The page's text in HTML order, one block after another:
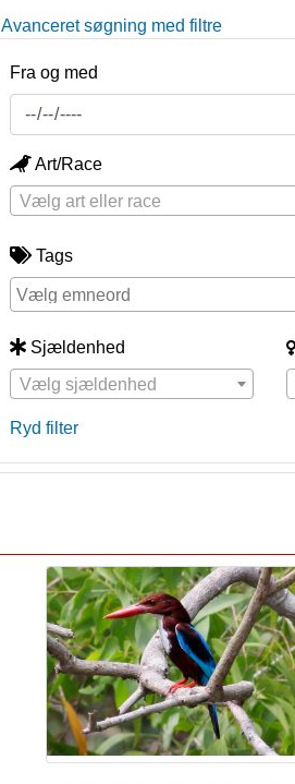
Avanceret søgning med filtre
Fra og med
Art/Race
Vælg art eller race
Tags
Sjældenhed
Vælg sjældenhed
Ryd filter